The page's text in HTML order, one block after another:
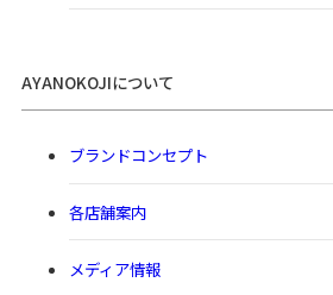
AYANOKOJIについて
ブランドコンセプト
各店舗案内
メディア情報